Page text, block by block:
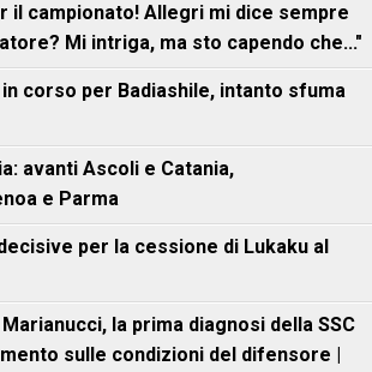
il campionato! Allegri mi dice sempre
Mi intriga, ma sto capendo che..."
corso per Badiashile, intanto sfuma
avanti Ascoli e Catania,
e Parma
per la cessione di Lukaku al
la prima diagnosi della SSC
sulle condizioni del difensore |